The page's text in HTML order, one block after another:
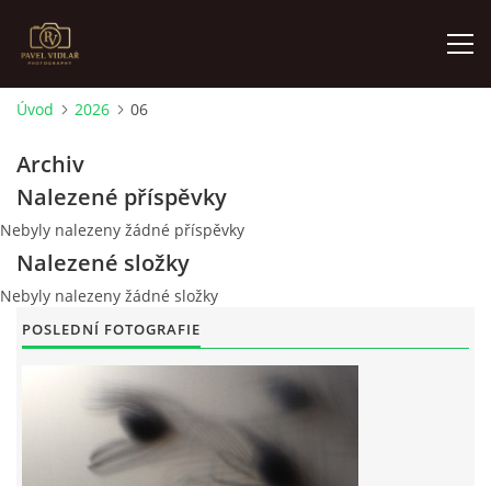
FOTOALBUM
O MNĚ
AKTUALITY
Úvod 2026 06
Archiv
Nalezené příspěvky
Nebyly nalezeny žádné příspěvky
Nalezené složky
Nebyly nalezeny žádné složky
POSLEDNÍ FOTOGRAFIE